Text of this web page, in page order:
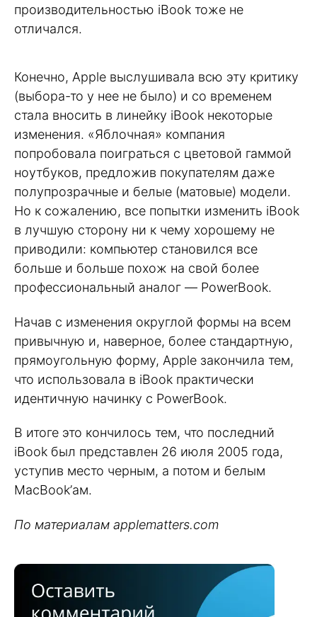
производительностью iBook тоже не
отличался.
Конечно, Apple выслушивала всю эту критику
(выбора-то у нее не было) и со временем
стала вносить в линейку iBook некоторые
изменения. «Яблочная» компания
попробовала поиграться с цветовой гаммой
ноутбуков, предложив покупателям даже
полупрозрачные и белые (матовые) модели.
Но к сожалению, все попытки изменить iBook
в лучшую сторону ни к чему хорошему не
приводили: компьютер становился все
больше и больше похож на свой более
профессиональный аналог — PowerBook.
Начав с изменения округлой формы на всем
привычную и, наверное, более стандартную,
прямоугольную форму, Apple закончила тем,
что использовала в iBook практически
идентичную начинку с PowerBook.
В итоге это кончилось тем, что последний
iBook был представлен 26 июля 2005 года,
уступив место черным, а потом и белым
MacBook’ам.
По материалам applematters.com